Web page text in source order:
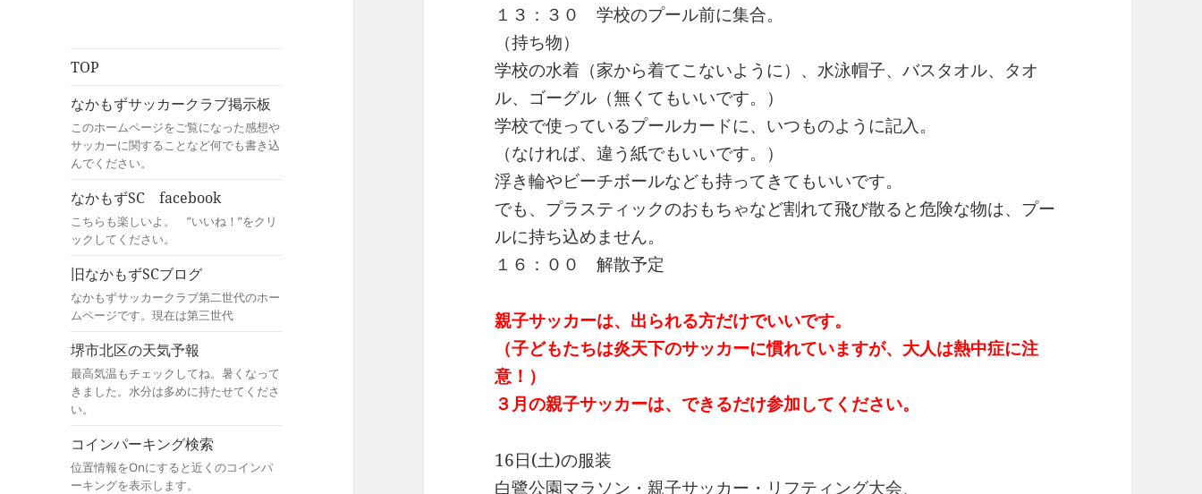
TOP
なかもずサッカークラブ掲示板
このホームページをご覧になった感想や
サッカーに関することなど何でも書き込
んでください。
なかもずSC facebook
こちらも楽しいよ。 ”いいね！”をクリ
ックしてください。
旧なかもずSCブログ
なかもずサッカークラブ第二世代のホー
ムページです。現在は第三世代
堺市北区の天気予報
最高気温もチェックしてね。暑くなって
きました。水分は多めに持たせてくださ
い。
コインパーキング検索
位置情報をOnにすると近くのコインパ
ーキングを表示します。
１３：３０ 学校のプール前に集合。
（持ち物）
学校の水着（家から着てこないように）、水泳帽子、バスタオル、タオ
ル、ゴーグル（無くてもいいです。）
学校で使っているプールカードに、いつものように記入。
（なければ、違う紙でもいいです。）
浮き輪やビーチボールなども持ってきてもいいです。
でも、プラスティックのおもちゃなど割れて飛び散ると危険な物は、プー
ルに持ち込めません。
１６：００ 解散予定
親子サッカーは、出られる方だけでいいです。
（子どもたちは炎天下のサッカーに慣れていますが、大人は熱中症に注
意！）
３月の親子サッカーは、できるだけ参加してください。
16日(土)の服装
白鷺公園マラソン・親子サッカー・リフティング大会、